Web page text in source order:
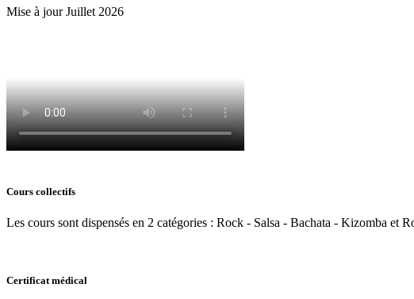
Mise à jour Juillet 2026
Cours collectifs
Les cours sont dispensés en 2 catégories : Rock - Salsa - Bachata - Kizomba et
Certificat médical